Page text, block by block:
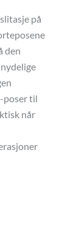
på
den
poser til
når